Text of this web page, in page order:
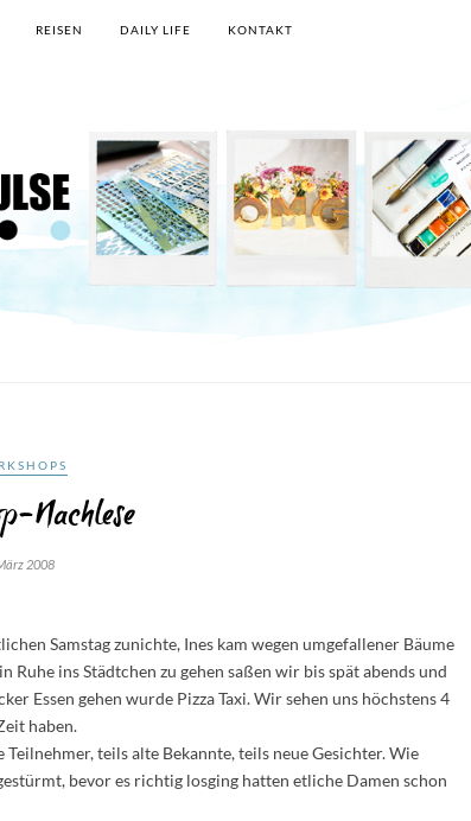
REISEN DAILY LIFE KONTAKT
Nachlese
2008
Samstag zunichte, Ines kam wegen umgefallener Bäume
ins Städtchen zu gehen saßen wir bis spät abends und
Essen gehen wurde Pizza Taxi. Wir sehen uns höchstens 4
haben.
teils alte Bekannte, teils neue Gesichter. Wie
bevor es richtig losging hatten etliche Damen schon